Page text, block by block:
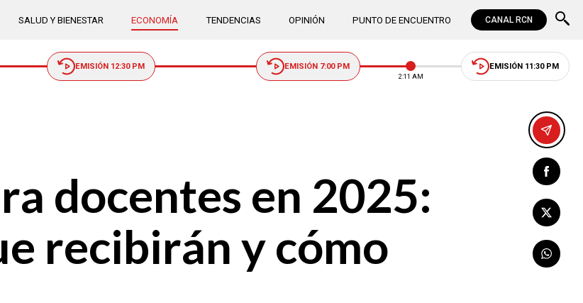
SALUD Y BIENESTAR ECONOMÍA TENDENCIAS OPINIÓN PUNTO DE ENCUENTRO CANAL RCN
EMISIÓN 12:30 PM EMISIÓN 7:00 PM
2:11 AM
EMISIÓN 11:30 PM
docentes en 2025:
recibirán y cómo